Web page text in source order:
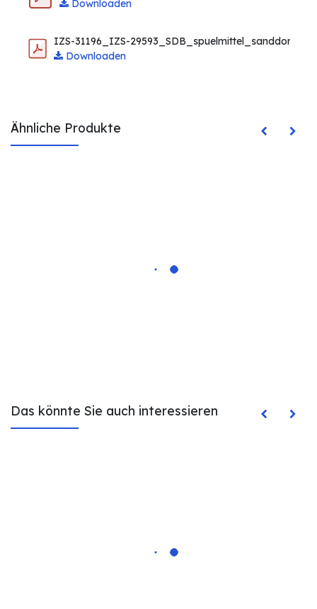
Downloaden
IZS-31196_IZS-
Downloaden
Ähnliche Produkte
Das könnte Sie auch interessieren